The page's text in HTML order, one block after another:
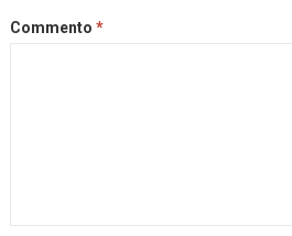
Commento *